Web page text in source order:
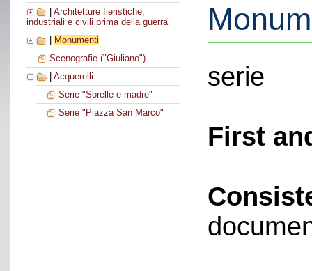
Architetture fieristiche,
industriali e civili prima della guerra
Monumenti
Scenografie ("Giuliano")
Acquerelli
Serie "Sorelle e madre"
Serie "Piazza San Marco"
serie
First